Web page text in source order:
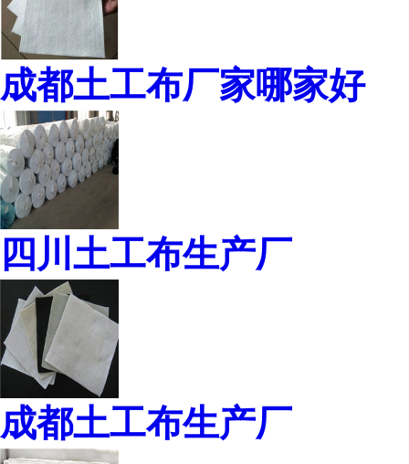
成都土工布厂家哪家好
四川土工布生产厂
成都土工布生产厂